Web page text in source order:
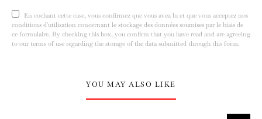
En cochant cette case, vous confirmez que vous avez lu et que vous acceptez nos
conditions d'utilisation concernant le stockage des données soumises par le biais de
ce formulaire. By checking this box, you confirm that you have read and are agreeing
to our terms of use regarding the storage of the data submitted through this form.
YOU MAY ALSO LIKE